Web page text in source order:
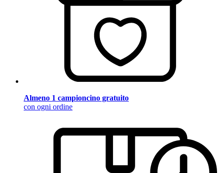
Almeno 1 campioncino gratuito
con ogni ordine